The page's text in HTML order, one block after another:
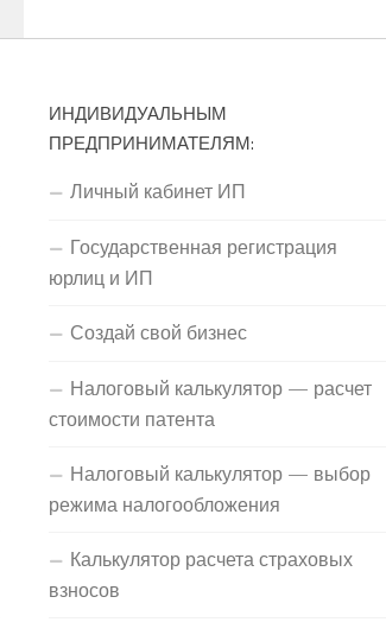
ИНДИВИДУАЛЬНЫМ
ПРЕДПРИНИМАТЕЛЯМ:
Личный кабинет ИП
Государственная регистрация
юрлиц и ИП
Создай свой бизнес
Налоговый калькулятор — расчет
стоимости патента
Налоговый калькулятор — выбор
режима налогообложения
Калькулятор расчета страховых
взносов